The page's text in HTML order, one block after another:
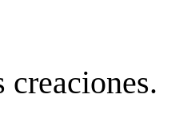
creaciones.